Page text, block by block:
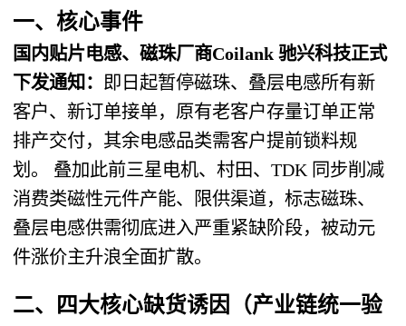
一、核心事件
国内贴片电感、磁珠厂商Coilank 驰兴科技正式
下发通知： 即日起暂停磁珠、叠层电感所有新
客户、新订单接单，原有老客户存量订单正常
排产交付，其余电感品类需客户提前锁料规
划。 叠加此前三星电机、村田、TDK 同步削减
消费类磁性元件产能、限供渠道，标志磁珠、
叠层电感供需彻底进入严重紧缺阶段，被动元
件涨价主升浪全面扩散。
二、四大核心缺货诱因（产业链统一验